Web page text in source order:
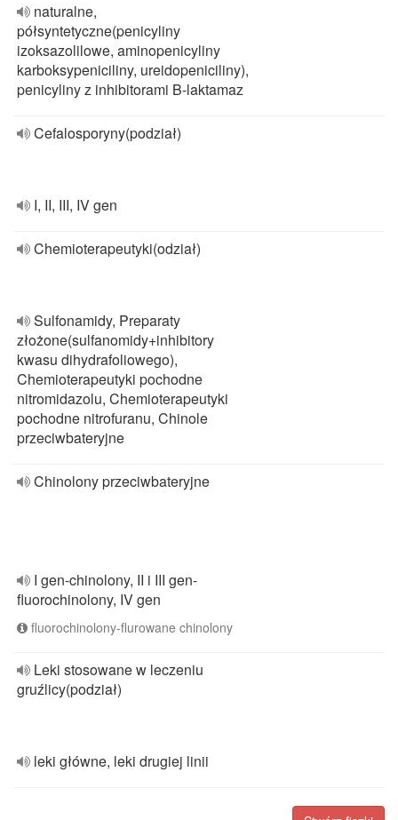
naturalne,
półsyntetyczne(penicyliny
izoksazolilowe, aminopenicyliny
karboksypeniciliny, ureidopeniciliny),
penicyliny z inhibitorami B-laktamaz
Cefalosporyny(podział)
I, II, III, IV gen
Chemioterapeutyki(odział)
Sulfonamidy, Preparaty
złożone(sulfanomidy+inhibitory
kwasu dihydrafoliowego),
Chemioterapeutyki pochodne
nitromidazolu, Chemioterapeutyki
pochodne nitrofuranu, Chinole
przeciwbateryjne
Chinolony przeciwbateryjne
I gen-chinolony, II i III gen-
fluorochinolony, IV gen
fluorochinolony-flurowane chinolony
Leki stosowane w leczeniu
gruźlicy(podział)
leki główne, leki drugiej linii